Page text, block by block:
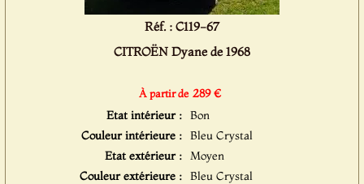
Réf. : C119-67
CITROËN Dyane de 1968
À partir de 289 €
Etat intérieur : Bon
Couleur intérieure : Bleu Crystal
Etat extérieur : Moyen
Couleur extérieure : Bleu Crystal